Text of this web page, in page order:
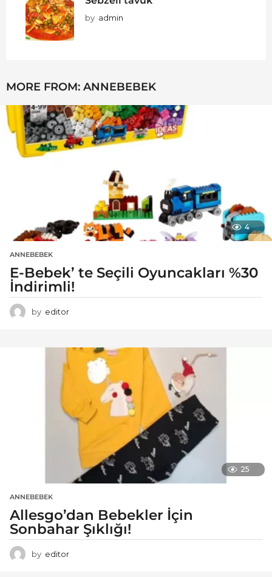
by admin
MORE FROM: ANNEBEBEK
4
ANNEBEBEK
E-Bebek’ te Seçili Oyuncakları %30
İndirimli!
by editor
25
ANNEBEBEK
Allesgo’dan Bebekler İçin
Sonbahar Şıklığı!
by editor